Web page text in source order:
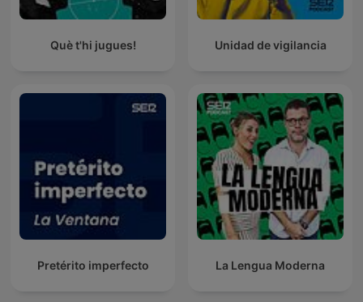
Què t'hi jugues! Unidad de vigilancia
Pretérito imperfecto La Lengua Moderna